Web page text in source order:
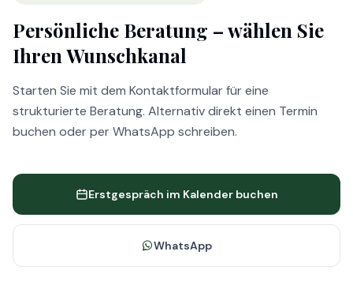
Persönliche Beratung –wählen Sie
Ihren Wunschkanal
Starten Sie mit dem Kontaktformular für eine
strukturierte Beratung. Alternativ direkt einen Termin
buchen oder per WhatsApp schreiben.
Erstgespräch im Kalender buchen
WhatsApp